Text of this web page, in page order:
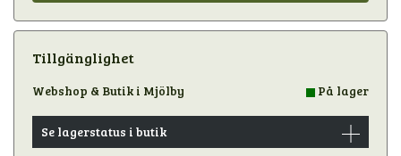
Tillgänglighet
Webshop & Butik i Mjölby På lager
Se lagerstatus i butik